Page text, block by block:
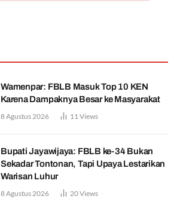
Wamenpar: FBLB Masuk Top 10 KEN
Karena Dampaknya Besar ke Masyarakat
8 Agustus 2026 11 Views
Bupati Jayawijaya: FBLB ke-34 Bukan
Sekadar Tontonan, Tapi Upaya Lestarikan
Warisan Luhur
8 Agustus 2026 20Views